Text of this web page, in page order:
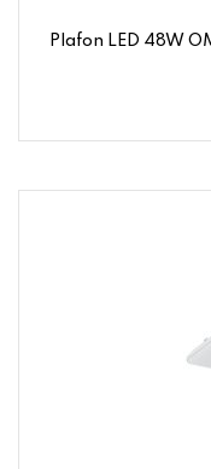
Plafon LED 48W